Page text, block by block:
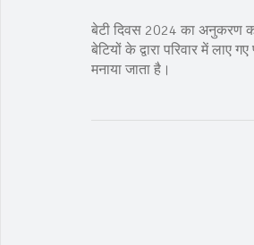
बेटी दिवस 2024 का अनुकरण
बेटियों के द्वारा परिवार में
मनाया जाता है।